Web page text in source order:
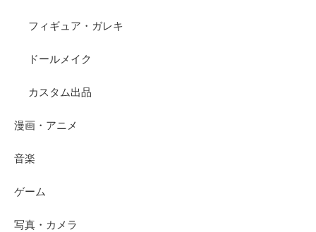
フィギュア・ガレキ
ドールメイク
カスタム出品
漫画・アニメ
音楽
ゲーム
写真・カメラ